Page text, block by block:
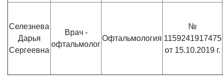
Селезнева
Дарья
Сергеевна
Врач -
офтальмолог
Офтальмология
№
1159241917475
от 15.10.2019 г.